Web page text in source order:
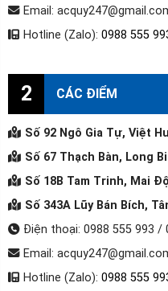
Email:
Hotline (Zalo): 0988 555
2 CÁC ĐIỂM
Số 92 Ngô Gia Tự, Việt
Số 67 Thạch Bàn, Long
Số 18B Tam Trinh, Mai
Số 343A Lũy Bán Bích,
Điện thoại: 0988 555 993 /
Email:
Hotline (Zalo): 0988 555